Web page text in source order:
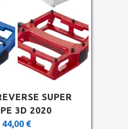
SUPER
3D 2020
44,00 €